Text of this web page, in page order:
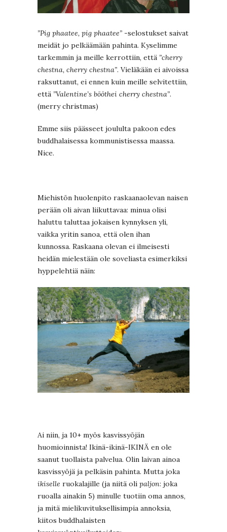
”Pig phaatee, pig phaatee” -selostukset saivat
meidät jo pelkäämään pahinta. Kyselimme
tarkemmin ja meille kerrottiin, että ”cherry
chestna, cherry chestna”. Vieläkään ei aivoissa
raksuttanut, ei ennen kuin meille selvitettiin,
että ”Valentine’s bööthei cherry chestna”.
(merry christmas)
Emme siis päässeet joululta pakoon edes
buddhalaisessa kommunistisessa maassa.
Nice.
Miehistön huolenpito raskaanaolevan naisen
perään oli aivan liikuttavaa: minua olisi
haluttu taluttaa jokaisen kynnyksen yli,
vaikka yritin sanoa, että olen ihan
kunnossa. Raskaana olevan ei ilmeisesti
heidän mielestään ole soveliasta esimerkiksi
hyppelehtiä näin:
Ai niin, ja 10+ myös kasvissyöjän
huomioinnista! Ikinä-ikinä-IKINÄ en ole
saanut tuollaista palvelua. Olin laivan ainoa
kasvissyöjä ja pelkäsin pahinta. Mutta joka
ikiselle ruokalajille (ja niitä oli paljon: joka
ruoalla ainakin 5) minulle tuotiin oma annos,
ja mitä mielikuvituksellisimpia annoksia,
kiitos buddhalaisten